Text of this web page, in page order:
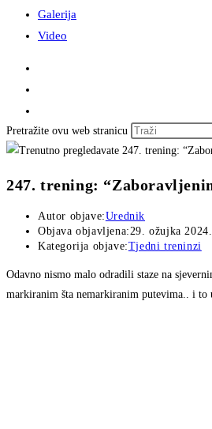
Galerija
Video
Pretražite ovu web stranicu
247. trening:
Autor objave:Urednik
Objava objavljena:29. ožujka 2024.
Kategorija objave:Tjedni treninzi
Odavno nismo malo odradili staze na
markiranim šta nemarkiranim putevima.. i to